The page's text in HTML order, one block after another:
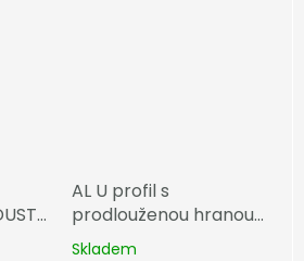
AL U profil s
prodlouženou hranou
6mm, stříbrný elox
Skladem